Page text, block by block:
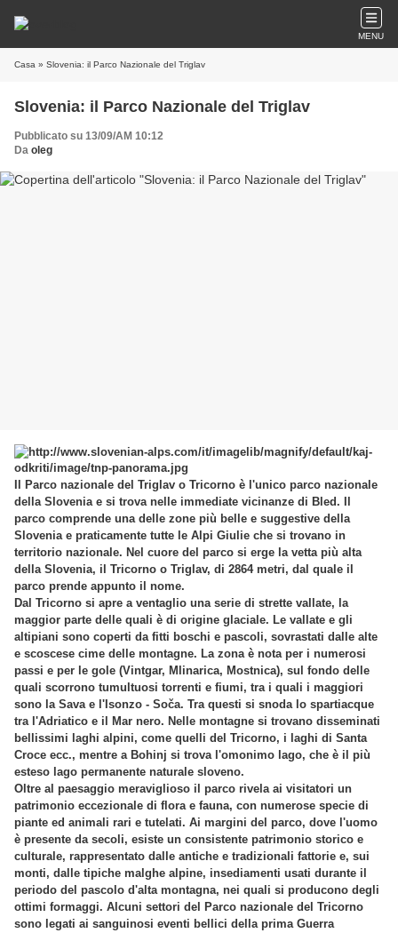
MENU
Casa » Slovenia: il Parco Nazionale del Triglav
Slovenia: il Parco Nazionale del Triglav
Pubblicato su 13/09/AM 10:12
Da oleg
Il Parco nazionale del Triglav o Tricorno è l'unico parco nazionale
della Slovenia e si trova nelle immediate vicinanze di Bled. Il
parco comprende una delle zone più belle e suggestive della
Slovenia e praticamente tutte le Alpi Giulie che si trovano in
territorio nazionale. Nel cuore del parco si erge la vetta più alta
della Slovenia, il Tricorno o Triglav, di 2864 metri, dal quale il
parco prende appunto il nome.
Dal Tricorno si apre a ventaglio una serie di strette vallate, la
maggior parte delle quali è di origine glaciale. Le vallate e gli
altipiani sono coperti da fitti boschi e pascoli, sovrastati dalle alte
e scoscese cime delle montagne. La zona è nota per i numerosi
passi e per le gole (Vintgar, Mlinarica, Mostnica), sul fondo delle
quali scorrono tumultuosi torrenti e fiumi, tra i quali i maggiori
sono la Sava e l'Isonzo - Soča. Tra questi si snoda lo spartiacque
tra l'Adriatico e il Mar nero. Nelle montagne si trovano disseminati
bellissimi laghi alpini, come quelli del Tricorno, i laghi di Santa
Croce ecc., mentre a Bohinj si trova l'omonimo lago, che è il più
esteso lago permanente naturale sloveno.
Oltre al paesaggio meraviglioso il parco rivela ai visitatori un
patrimonio eccezionale di flora e fauna, con numerose specie di
piante ed animali rari e tutelati. Ai margini del parco, dove l'uomo
è presente da secoli, esiste un consistente patrimonio storico e
culturale, rappresentato dalle antiche e tradizionali fattorie e, sui
monti, dalle tipiche malghe alpine, insediamenti usati durante il
periodo del pascolo d'alta montagna, nei quali si producono degli
ottimi formaggi. Alcuni settori del Parco nazionale del Tricorno
sono legati ai sanguinosi eventi bellici della prima Guerra